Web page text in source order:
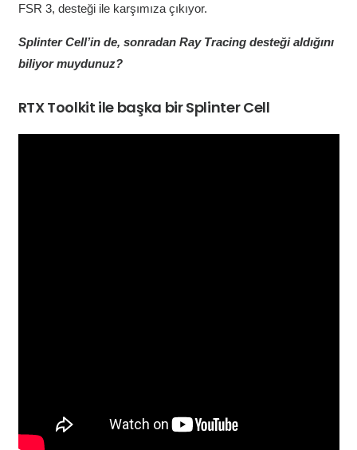
FSR 3, desteği ile karşımıza çıkıyor.
Splinter Cell’in de, sonradan Ray Tracing desteği aldığını
biliyor muydunuz?
RTX Toolkit ile başka bir Splinter Cell